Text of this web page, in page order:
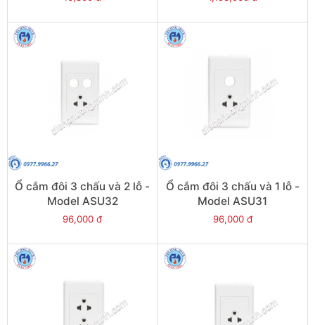
Ổ cắm đôi 3 chấu và 2 lỗ -
Model ASU32
96,000 đ
Ổ cắm đôi 3 chấu và 1 lỗ -
Model ASU31
96,000 đ